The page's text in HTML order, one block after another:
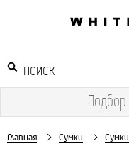
Подбор
Главная Сумки Сумки